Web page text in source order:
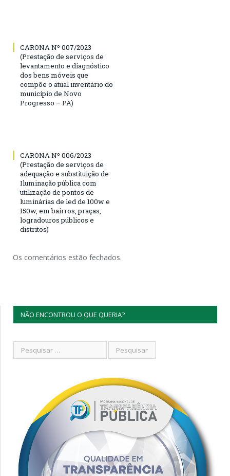
CARONA Nº 007/2023
(Prestação de serviços de
levantamento e diagnóstico
dos bens móveis que
compõe o atual inventário do
município de Novo
Progresso – PA)
CARONA Nº 006/2023
(Prestação de serviços de
adequação e substituição de
Iluminação pública com
utilização de pontos de
luminárias de led de 100w e
150w, em bairros, praças,
logradouros públicos e
distritos)
Os comentários estão fechados.
NÃO ENCONTROU O QUE QUERIA?